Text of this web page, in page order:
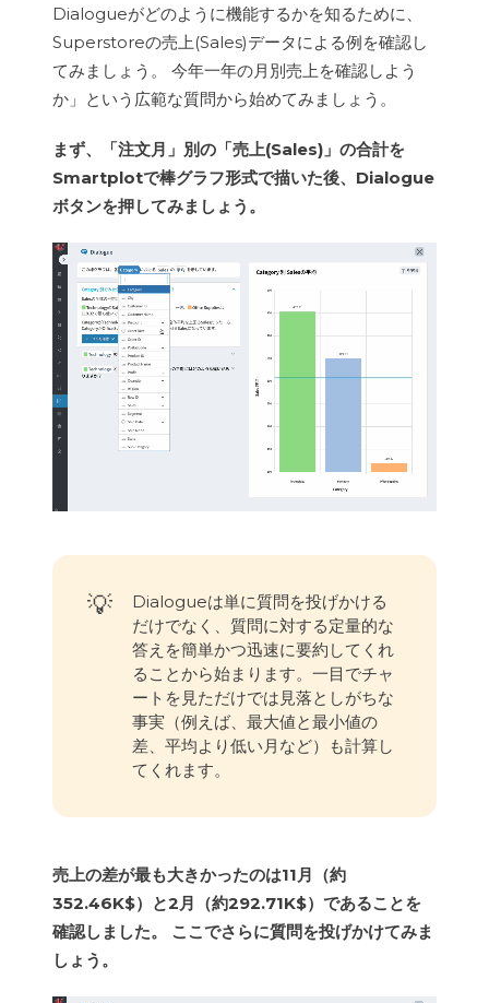
Dialogueがどのように機能するかを知るために、
Superstoreの売上(Sales)データによる例を確認し
てみましょう。 今年一年の月別売上を確認しよう
か」という広範な質問から始めてみましょう。
まず、「注文月」別の「売上(Sales)」の合計を
Smartplotで棒グラフ形式で描いた後、Dialogue
ボタンを押してみましょう。
💡
Dialogueは単に質問を投げかける
だけでなく、質問に対する定量的な
答えを簡単かつ迅速に要約してくれ
ることから始まります。一目でチャ
ートを見ただけでは見落としがちな
事実（例えば、最大値と最小値の
差、平均より低い月など）も計算し
てくれます。
売上の差が最も大きかったのは11月（約
352.46K$）と2月（約292.71K$）であることを
確認しました。 ここでさらに質問を投げかけてみま
しょう。